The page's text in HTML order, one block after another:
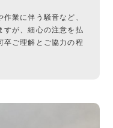
業に伴う騒音など、
すが、細心の注意を払
卒ご理解とご協力の程